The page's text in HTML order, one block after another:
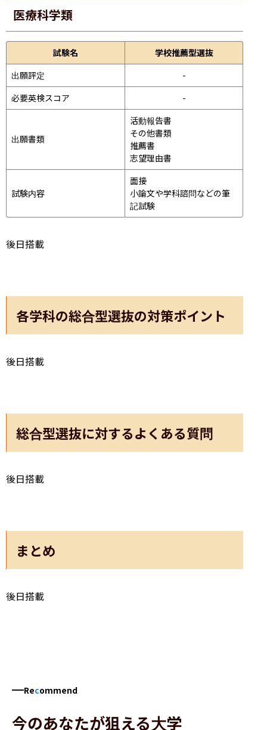
医療科学類
試験名
学校推薦型選抜
出願評定
-
必要英検スコア
-
出願書類
活動報告書
その他書類
推薦書
志望理由書
試験内容
面接
小論文や学科諮問などの筆
記試験
後日搭載
各学科の総合型選抜の対策ポイント
後日搭載
総合型選抜に対するよくある質問
後日搭載
まとめ
後日搭載
Recommend
今のあなたが狙える大学